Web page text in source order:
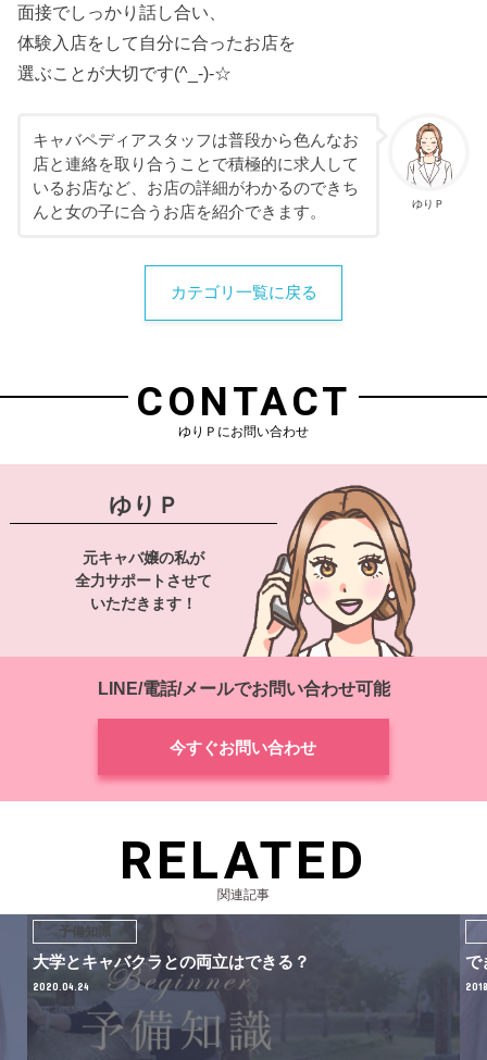
面接でしっかり話し合い、
体験入店をして自分に合ったお店を
選ぶことが大切です(^_-)-☆
ゆりＰ
キャバペディアスタッフは普段から色んなお
店と連絡を取り合うことで積極的に求人して
いるお店など、お店の詳細がわかるのできち
んと女の子に合うお店を紹介できます。
カテゴリ一覧に戻る
CONTACT
ゆりＰにお問い合わせ
ゆりＰ
元キャバ嬢の私が
全力サポートさせて
いただきます！
LINE/電話/メールでお問い合わせ可能
今すぐお問い合わせ
RELATED
関連記事
予備知識
大学とキャバクラとの両立はできる？
2020.04.24
で